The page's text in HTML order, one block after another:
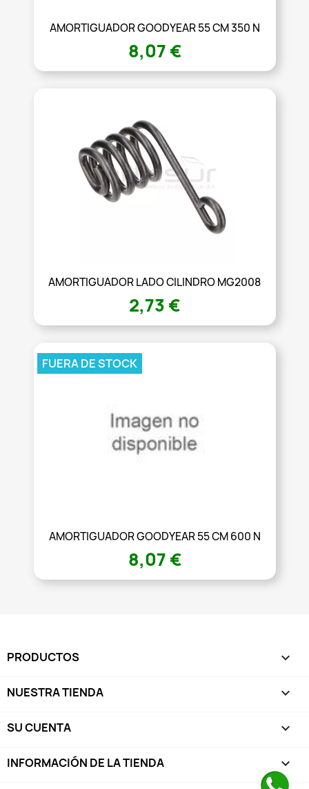
AMORTIGUADOR GOODYEAR 55 CM 350 N
8,07 €
AMORTIGUADOR LADO CILINDRO MG2008
2,73 €
AMORTIGUADOR GOODYEAR 55 CM 600 N
8,07 €
FUERA DE STOCK
PRODUCTOS 
NUESTRA TIENDA 
SU CUENTA 
INFORMACIÓN DE LA TIENDA keyboard_arrow_down